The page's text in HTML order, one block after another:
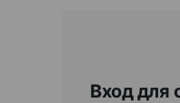
Вход для